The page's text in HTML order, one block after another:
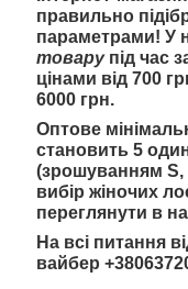
правильно
параметрами! У
товарупід час
цінами від 700
6000 грн.
Оптове
становить 5
(зрошуванням S,
вибір жіночих
переглянути в
На всі питання
вайбер